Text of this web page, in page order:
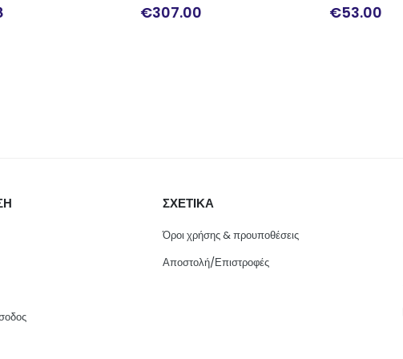
307.00
ΣΧΕΤΙΚΑ
Όροι χρήσης & προυποθέσεις
Αποστολή/Επιστροφές